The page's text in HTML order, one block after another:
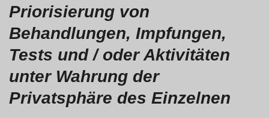
Priorisierung von
Behandlungen, Impfungen,
Tests und / oder Aktivitäten
unter Wahrung der
Privatsphäre des Einzelnen